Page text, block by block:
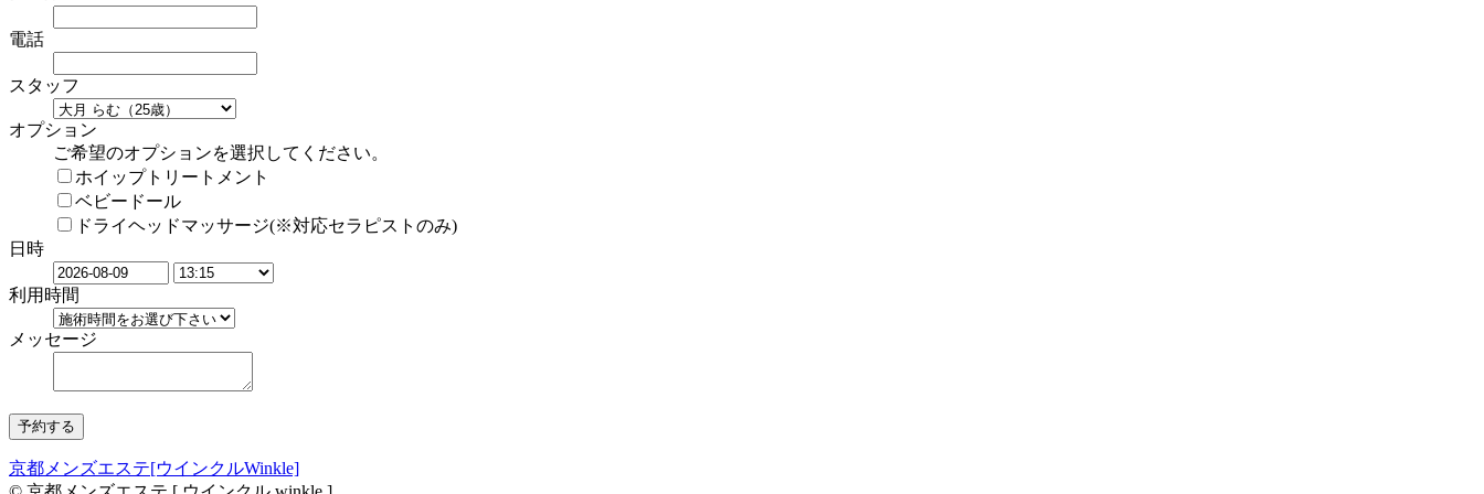
電話
スタッフ
オプション
ご希望のオプションを選択してください。
ホイップトリートメント
ベビードール
ドライヘッドマッサージ(※対応セラピストのみ)
日時
利用時間
メッセージ
京都メンズエステ[ウインクルWinkle]